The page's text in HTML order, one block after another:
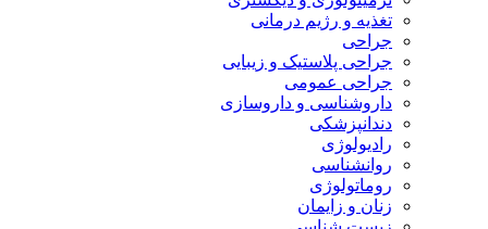
تغذیه و رژیم درمانی
جراحی
جراحی پلاستیک و زیبایی
جراحی عمومی
داروشناسی و داروسازی
دندانپزشکی
رادیولوژی
روانشناسی
روماتولوژی
زنان و زایمان